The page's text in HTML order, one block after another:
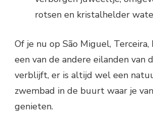
rotsen en kristalhelder
Of je nu op São Miguel, Terceira,
een van de andere eilanden van
verblijft, er is altijd wel een
zwembad in de buurt waar je
genieten.